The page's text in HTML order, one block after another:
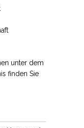
unter dem
finden Sie